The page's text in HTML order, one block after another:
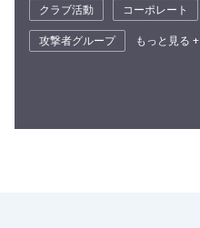
クラブ活動
コーポレート
攻撃者グループ
もっと見る +